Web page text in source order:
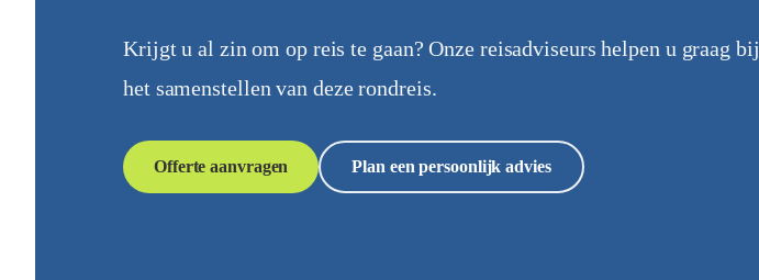
Krijgt u al zin om op reis te gaan? Onze reisadviseurs helpen u graag bij
het samenstellen van deze rondreis.
Offerte aanvragen Plan een persoonlijk advies